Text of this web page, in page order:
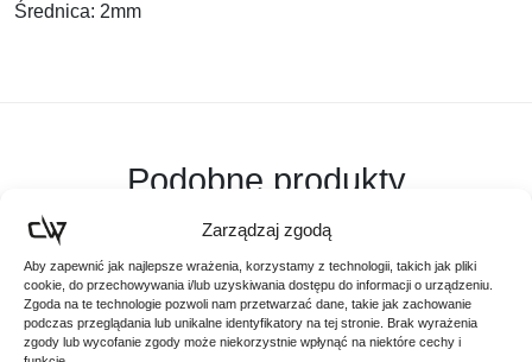
Zarządzaj zgodą
Aby zapewnić jak najlepsze wrażenia, korzystamy z technologii, takich jak pliki
cookie, do przechowywania i/lub uzyskiwania dostępu do informacji o urządzeniu.
Zgoda na te technologie pozwoli nam przetwarzać dane, takie jak zachowanie
podczas przeglądania lub unikalne identyfikatory na tej stronie. Brak wyrażenia
zgody lub wycofanie zgody może niekorzystnie wpłynąć na niektóre cechy i
Średnica: 2mm
Podobne produkty
Poznaj podobne produkty, które mogą Ci się spodobać